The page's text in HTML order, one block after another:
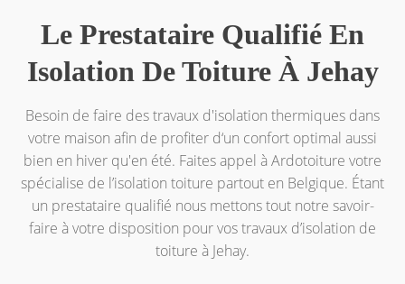
Le Prestataire Qualifié En
Isolation De Toiture À Jehay
Besoin de faire des travaux d'isolation thermiques dans
votre maison afin de profiter d‘un confort optimal aussi
bien en hiver qu'en été. Faites appel à Ardotoiture votre
spécialise de l’isolation toiture partout en Belgique. Étant
un prestataire qualifié nous mettons tout notre savoir-
faire à votre disposition pour vos travaux d’isolation de
toiture à Jehay.